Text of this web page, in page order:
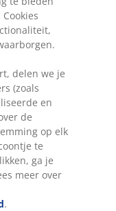
delen we je
(zoals
en
de
op elk
te
ga je
meer over
.